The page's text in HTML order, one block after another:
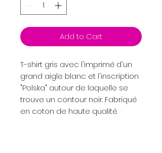
Add to Cart
T-shirt gris avec l'imprimé d'un
grand aigle blanc et l'inscription
"Polska" autour de laquelle se
trouve un contour noir. Fabriqué
en coton de haute qualité.